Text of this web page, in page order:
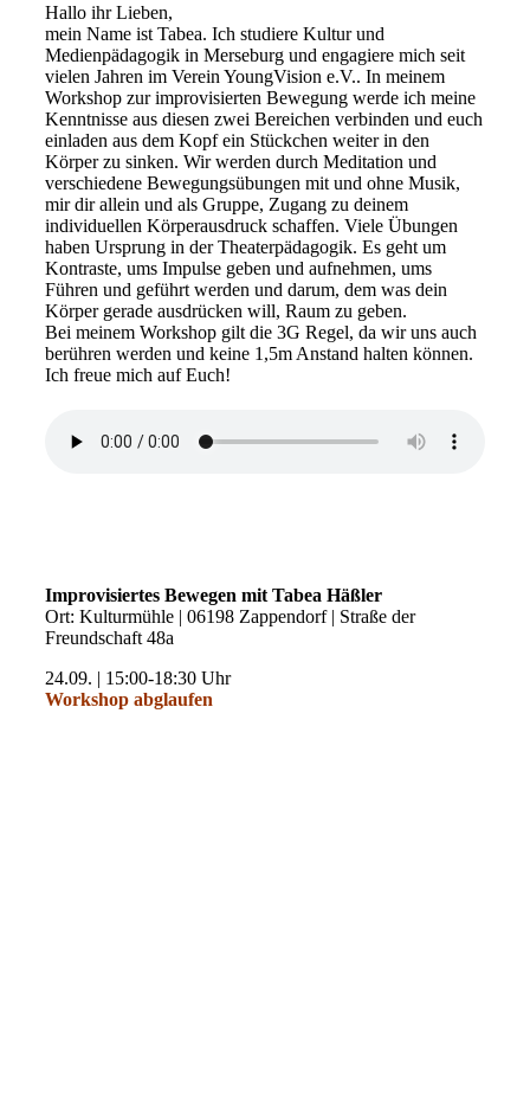
Hallo ihr Lieben,
mein Name ist Tabea. Ich studiere Kultur und
Medienpädagogik in Merseburg und engagiere mich seit
vielen Jahren im Verein YoungVision e.V.. In meinem
Workshop zur improvisierten Bewegung werde ich meine
Kenntnisse aus diesen zwei Bereichen verbinden und euch
einladen aus dem Kopf ein Stückchen weiter in den
Körper zu sinken. Wir werden durch Meditation und
verschiedene Bewegungsübungen mit und ohne Musik,
mir dir allein und als Gruppe, Zugang zu deinem
individuellen Körperausdruck schaffen. Viele Übungen
haben Ursprung in der Theaterpädagogik. Es geht um
Kontraste, ums Impulse geben und aufnehmen, ums
Führen und geführt werden und darum, dem was dein
Körper gerade ausdrücken will, Raum zu geben.
Bei meinem Workshop gilt die 3G Regel, da wir uns auch
berühren werden und keine 1,5m Anstand halten können.
Ich freue mich auf Euch!
Improvisiertes Bewegen mit Tabea Häßler
Ort: Kulturmühle | 06198 Zappendorf | Straße der
Freundschaft 48a
24.09. | 15:00-18:30 Uhr
Workshop abglaufen